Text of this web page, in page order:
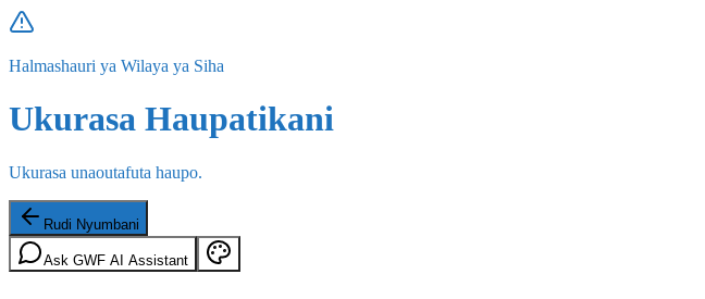
Halmashauri ya Wilaya ya Siha
Ukurasa Haupatikani
Ukurasa unaoutafuta haupo.
Rudi Nyumbani
Ask GWF AI Assistant